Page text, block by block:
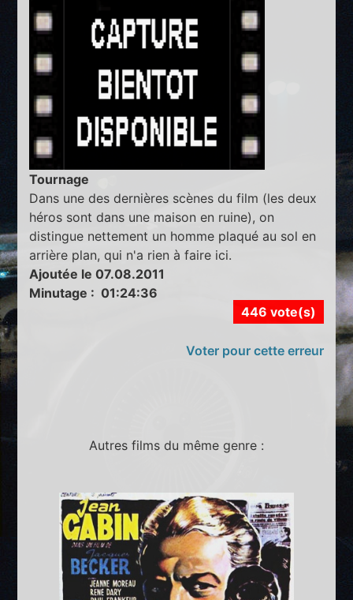
Tournage
Dans une des dernières scènes du film (les deux
héros sont dans une maison en ruine), on
distingue nettement un homme plaqué au sol en
arrière plan, qui n'a rien à faire ici.
Ajoutée le 07.08.2011
Minutage : 01:24:36
446 vote(s)
Voter pour cette erreur
Autres films du même genre :